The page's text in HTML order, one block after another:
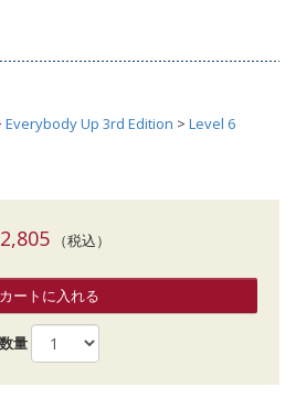
Everybody Up 3rd Edition > Level 6
（税込）
カートに入れる
数量